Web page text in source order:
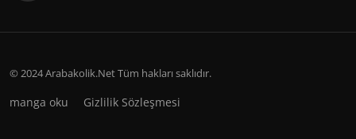
© 2024 Arabakolik.Net Tüm hakları saklıdır.
manga oku Gizlilik Sözleşmesi